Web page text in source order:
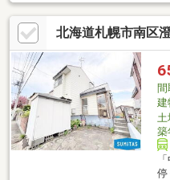
カーの駐車は可能です。・南
射しが入り込むゆとりある空
ューやドッグラン、家庭菜園
置されています。※建物は契約
北海道札幌市南区
間
建
築
停